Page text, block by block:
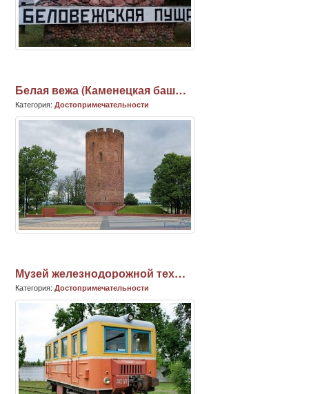
Белая вежа (Каменецкая башня)
Категория: Достопримечательности
Музей железнодорожной техники
Категория: Достопримечательности